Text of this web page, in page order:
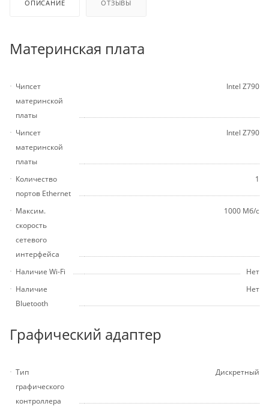
ОПИСАНИЕ ОТЗЫВЫ
Материнская плата
Чипсет
материнской
платы
Intel Z790
Чипсет
материнской
платы
Intel Z790
Количество
портов Ethernet
1
Максим.
скорость
сетевого
интерфейса
1000 Мб/с
Наличие Wi-Fi
Нет
Наличие
Bluetooth
Нет
Графический адаптер
Тип
графического
контроллера
Дискретный